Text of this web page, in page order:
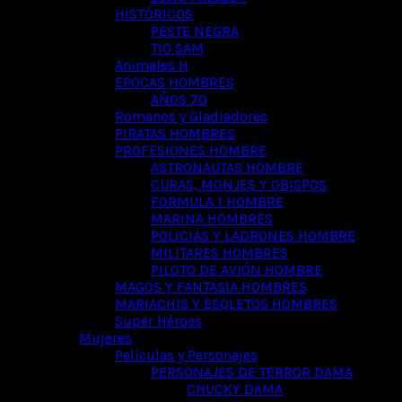
HISTÓRICOS
PESTE NEGRA
TIO SAM
Animales H
EPOCAS HOMBRES
AÑOS 70
Romanos y Gladiadores
PIRATAS HOMBRES
PROFESIONES HOMBRE
ASTRONAUTAS HOMBRE
CURAS, MONJES Y OBISPOS
FORMULA 1 HOMBRE
MARINA HOMBRES
POLICIAS Y LADRONES HOMBRE
MILITARES HOMBRES
PILOTO DE AVIÓN HOMBRE
MAGOS Y FANTASIA HOMBRES
MARIACHIS Y ESQLETOS HOMBRES
Super Héroes
Mujeres
Películas y Personajes
PERSONAJES DE TERROR DAMA
CHUCKY DAMA